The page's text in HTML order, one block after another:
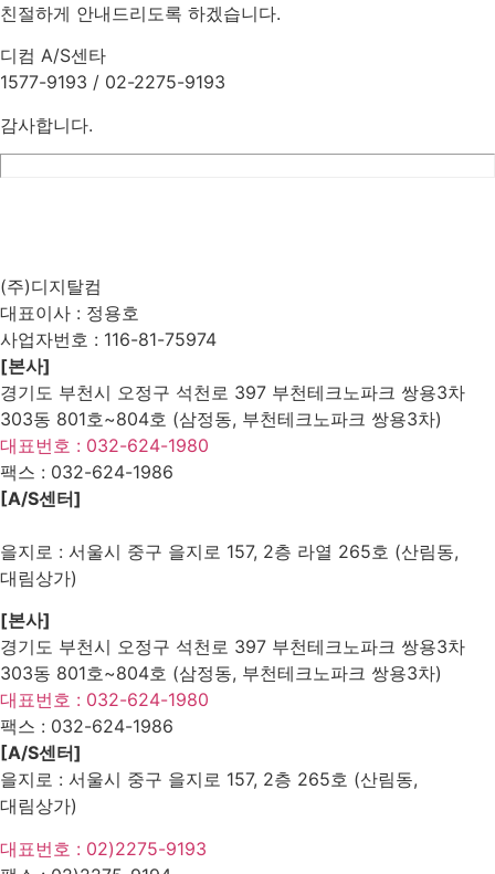
친절하게 안내드리도록 하겠습니다.
디컴 A/S센타
1577-9193 / 02-2275-9193
감사합니다.
(주)디지탈컴
대표이사 : 정용호
사업자번호 : 116-81-75974
[본사]
경기도 부천시 오정구 석천로 397 부천테크노파크 쌍용3차
303동 801호~804호 (삼정동, 부천테크노파크 쌍용3차)
대표번호 : 032-624-1980
팩스 : 032-624-1986
[A/S센터]
을지로 : 서울시 중구 을지로 157, 2층 라열 265호 (산림동,
대림상가)
[본사]
경기도 부천시 오정구 석천로 397 부천테크노파크 쌍용3차
303동 801호~804호 (삼정동, 부천테크노파크 쌍용3차)
대표번호 : 032-624-1980
팩스 : 032-624-1986
[A/S센터]
을지로 : 서울시 중구 을지로 157, 2층 265호 (산림동,
대림상가)
대표번호 : 02)2275-9193